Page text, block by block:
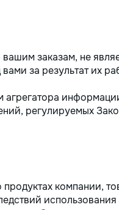
заказам, не
за результат их
регулируемых
компании,